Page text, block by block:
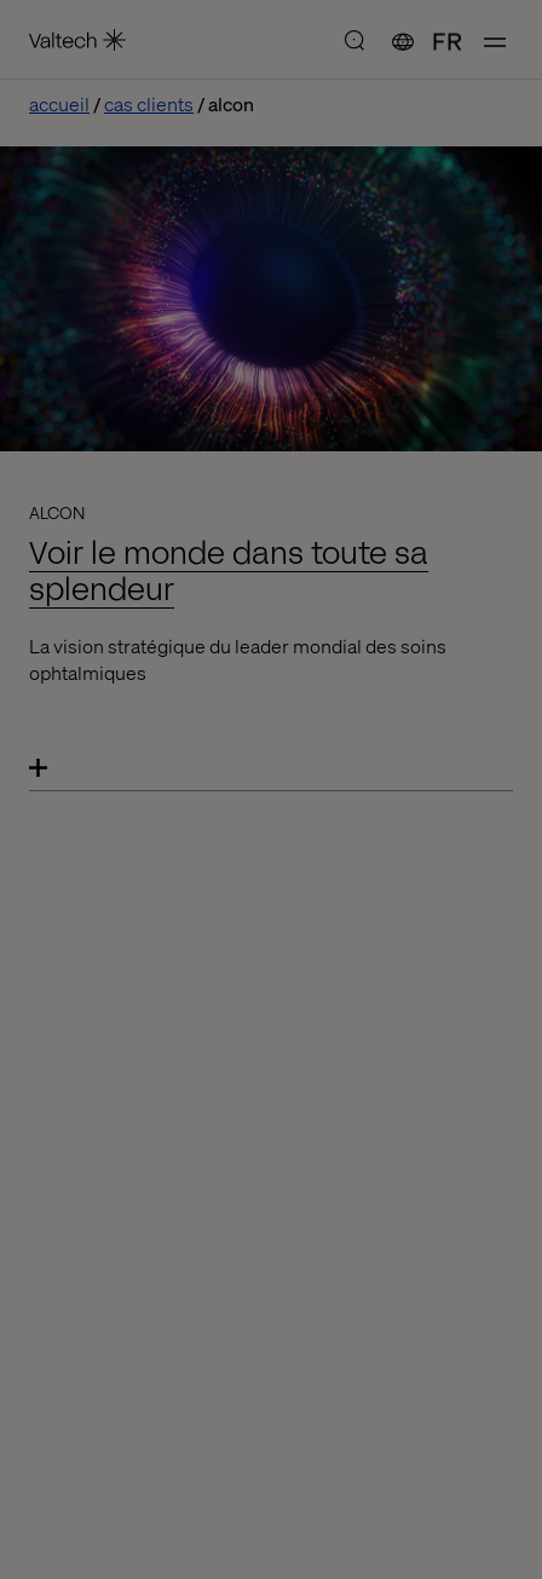
FR
accueil cas clients alcon
ALCON
Voir le monde dans toute sa
splendeur
La vision stratégique du leader mondial des soins
ophtalmiques